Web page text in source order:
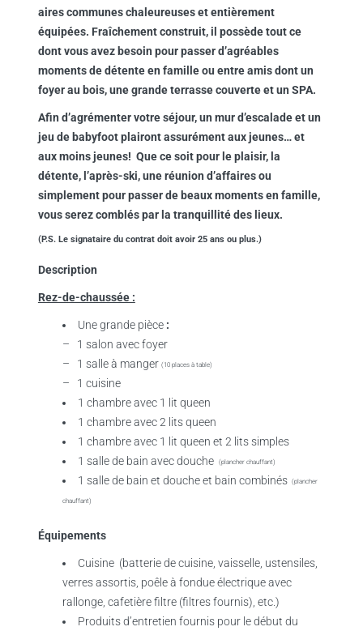
aires communes chaleureuses et entièrement
équipées. Fraîchement construit, il possède tout ce
dont vous avez besoin pour passer d’agréables
moments de détente en famille ou entre amis dont un
foyer au bois, une grande terrasse couverte et un SPA.
Afin d’agrémenter votre séjour, un mur d’escalade et un
jeu de babyfoot plairont assurément aux jeunes… et
aux moins jeunes! Que ce soit pour le plaisir, la
détente, l’après-ski, une réunion d’affaires ou
simplement pour passer de beaux moments en famille,
vous serez comblés par la tranquillité des lieux.
(P.S. Le signataire du contrat doit avoir 25 ans ou plus.)
Description
Rez-de-chaussée :
Une grande pièce :
– 1 salon avec foyer
– 1 salle à manger (10 places à table)
– 1 cuisine
1 chambre avec 1 lit queen
1 chambre avec 2 lits queen
1 chambre avec 1 lit queen et 2 lits simples
1 salle de bain avec douche
(plancher chauffant)
1 salle de bain et douche et bain combinés (plancher
chauffant)
Équipements
Cuisine (batterie de cuisine, vaisselle, ustensiles,
verres assortis, poêle à fondue électrique avec
rallonge, cafetière filtre (filtres fournis), etc.)
Produits d’entretien fournis pour le début du